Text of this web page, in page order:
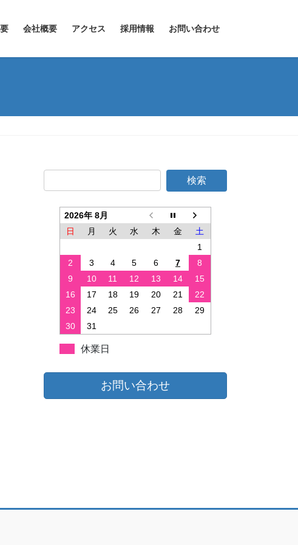
会社概要 アクセス 採用情報 お問い合わせ
2026年 8月
日
月 火 水 木 金
土
1
2
3 4 5 6 7
8
9
10 11 12 13 14
15
16
17 18 19 20 21
22
23
24 25 26 27 28
29
30
31
休業日
お問い合わせ